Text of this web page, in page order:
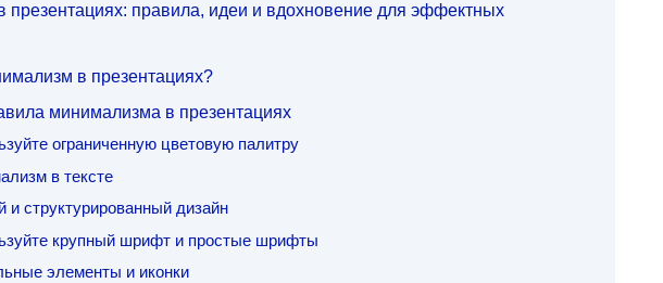
презентациях: правила, идеи и вдохновение для эффектных
в презентациях?
минимализма в презентациях
ограниченную цветовую палитру
в тексте
и структурированный дизайн
крупный шрифт и простые шрифты
элементы и иконки